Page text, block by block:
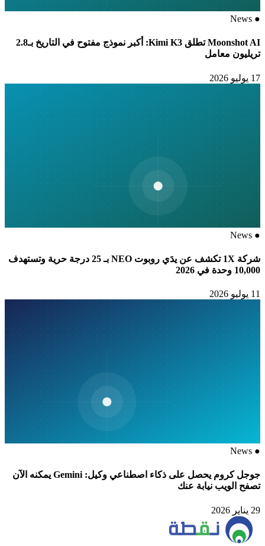
●
News
Moonshot AI تطلق Kimi K3: أكبر نموذج مفتوح في التاريخ بـ2.8
تريليون معامل
17 يوليو 2026
●
News
شركة 1X تكشف عن يدَي روبوت NEO بـ 25 درجة حرية وتستهدف
10,000 وحدة في 2026
11 يوليو 2026
●
News
جوجل كروم يحصل على ذكاء اصطناعي وكيل: Gemini يمكنه الآن
تصفح الويب نيابة عنك
29 يناير 2026